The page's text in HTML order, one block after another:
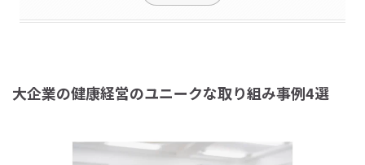
大企業の健康経営のユニークな取り組み事例4選